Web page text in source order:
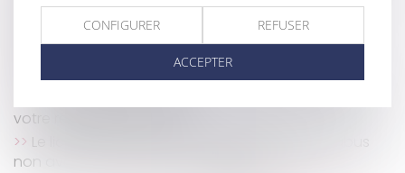
Congé de proche aidant : de nouveaux
bénéficiaires depuis le 1er juillet 2022
Un phénomène extérieur au bien vendu peut
constituer un vice caché
votre règlement intérieur !
Le licenciement fondé partiellement sur un abus
non avéré de la liberté d’expression est nul
CONFIGURER REFUSER
ACCEPTER